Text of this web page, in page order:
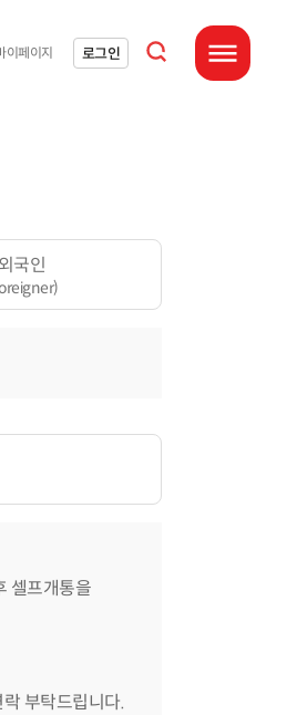
이페이지 로그인
통합검색 열기
전체메뉴 열기
외국인
셀프개통을
부탁드립니다.